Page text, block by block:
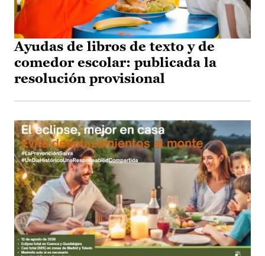
Ayudas de libros de texto y de
comedor escolar: publicada la
resolución provisional